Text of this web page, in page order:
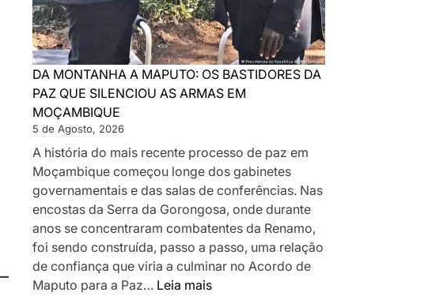
DA MONTANHA A MAPUTO: OS BASTIDORES DA
PAZ QUE SILENCIOU AS ARMAS EM
MOÇAMBIQUE
5 de Agosto, 2026
A história do mais recente processo de paz em
Moçambique começou longe dos gabinetes
governamentais e das salas de conferências. Nas
encostas da Serra da Gorongosa, onde durante
anos se concentraram combatentes da Renamo,
foi sendo construída, passo a passo, uma relação
de confiança que viria a culminar no Acordo de
Maputo para a Paz… Leia mais: